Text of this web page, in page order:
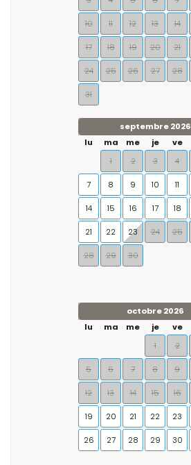
10 11 12 13 14
17 18 19 20 21
24 25 26 27 28
31
septembre 2026
lu
ma me je ve
1
2 3 4
7 8 9 10 11
14 15 16 17 18
21 22 23 24 25
28 29 30
octobre 2026
lu
ma me je ve
1
2
5 6 7 8 9
12 13 14 15 16
19 20 21 22 23
26 27 28 29 30